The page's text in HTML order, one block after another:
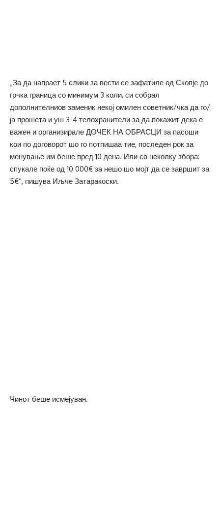
„За да напрает 5 слики за вести се зафатиле од Скопје до
грчка граница со минимум 3 коли, си собрал
дополнителниов заменик некој омилен советник/чка да го/
ја прошета и уш 3-4 телохранители за да покажит дека е
важен и организирале ДОЧЕК НА ОБРАСЦИ за пасоши
кои по договорот шо го потпишаа тие, последен рок за
менување им беше пред 10 дена. Или со неколку збора:
спукале поќе од 10 000€ за нешо шо мојт да се завршит за
5€“, пишува Иљче Затаракоски.
Чинот беше исмејуван.